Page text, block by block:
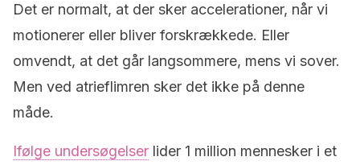
Det er normalt, at der sker accelerationer, når vi
motionerer eller bliver forskrækkede. Eller
omvendt, at det går langsommere, mens vi sover.
Men ved atrieflimren sker det ikke på denne
måde.
Ifølge undersøgelser lider 1 million mennesker i et